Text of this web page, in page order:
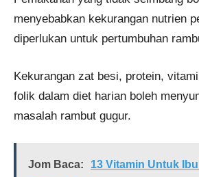
menyebabkan kekurangan nutrien
diperlukan untuk pertumbuhan
Kekurangan zat besi, protein,
folik dalam diet harian boleh
masalah rambut gugur.
Jom Baca:
13 Vitamin Untuk